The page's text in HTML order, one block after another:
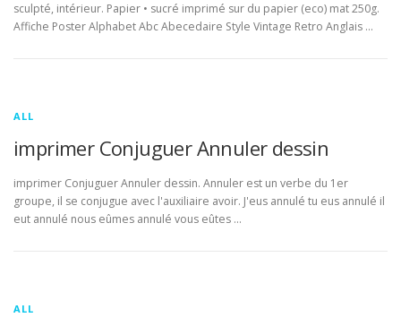
sculpté, intérieur. Papier • sucré imprimé sur du papier (eco) mat 250g.
Affiche Poster Alphabet Abc Abecedaire Style Vintage Retro Anglais …
ALL
imprimer Conjuguer Annuler dessin
imprimer Conjuguer Annuler dessin. Annuler est un verbe du 1er
groupe, il se conjugue avec l'auxiliaire avoir. J'eus annulé tu eus annulé il
eut annulé nous eûmes annulé vous eûtes …
ALL